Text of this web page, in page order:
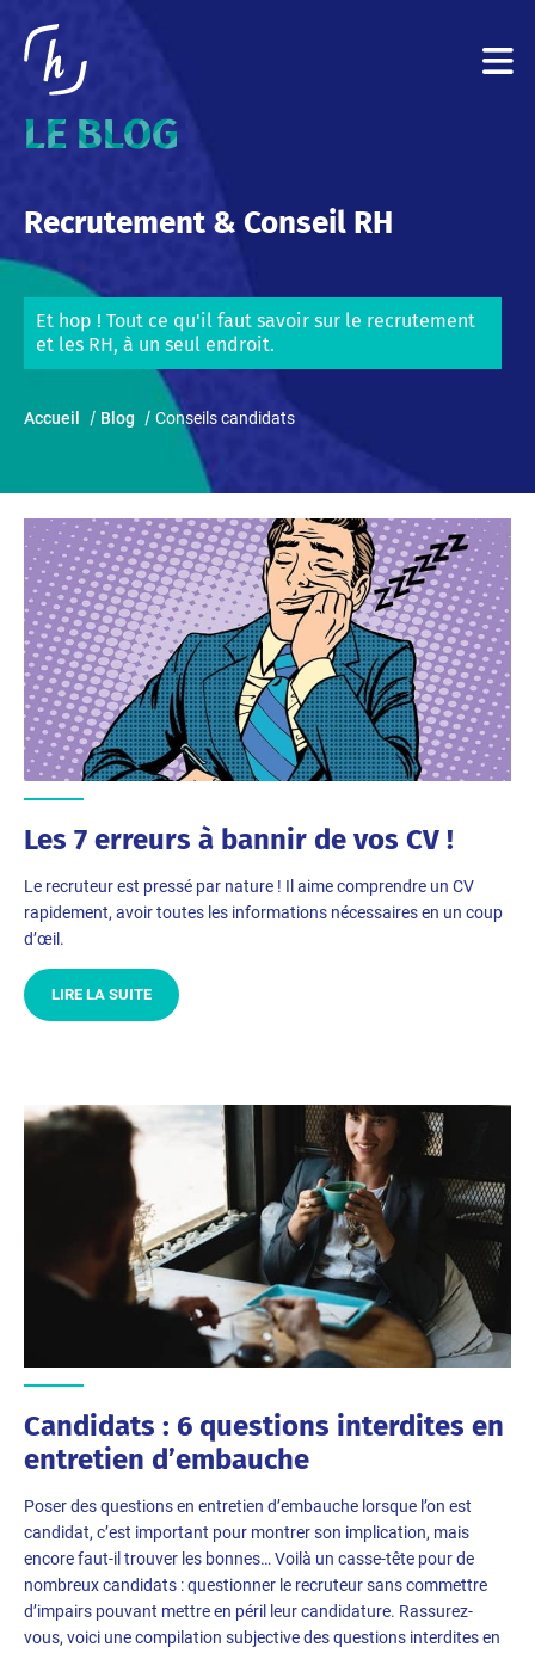
LE BLOG
Recrutement & Conseil RH
Et hop ! Tout ce qu'il faut savoir sur le recrutement
et les RH, à un seul endroit.
Accueil Blog Conseils candidats
Les 7 erreurs à bannir de vos CV !
Le recruteur est pressé par nature ! Il aime comprendre un CV
rapidement, avoir toutes les informations nécessaires en un coup
d’œil.
LIRE LA SUITE
Candidats : 6 questions interdites en
entretien d’embauche
Poser des questions en entretien d’embauche lorsque l’on est
candidat, c’est important pour montrer son implication, mais
encore faut-il trouver les bonnes… Voilà un casse-tête pour de
nombreux candidats : questionner le recruteur sans commettre
d’impairs pouvant mettre en péril leur candidature. Rassurez-
vous, voici une compilation subjective des questions interdites en